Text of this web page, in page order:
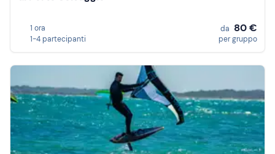
1 ora
1-4 partecipanti
da 80 €
per gruppo